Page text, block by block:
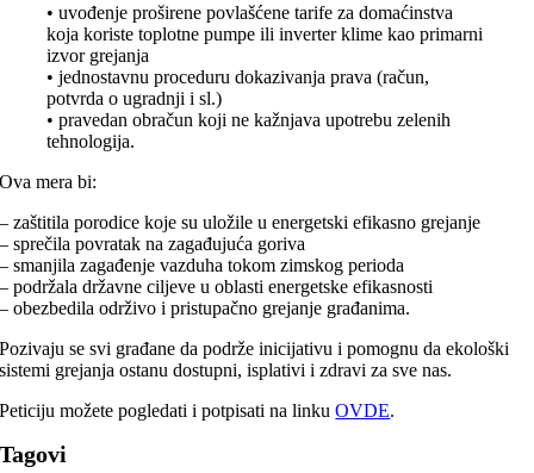
• uvođenje proširene povlašćene tarife za domaćinstva
koja koriste toplotne pumpe ili inverter klime kao primarni
izvor grejanja
• jednostavnu proceduru dokazivanja prava (račun,
potvrda o ugradnji i sl.)
• pravedan obračun koji ne kažnjava upotrebu zelenih
tehnologija.
Ova mera bi:
– zaštitila porodice koje su uložile u energetski efikasno grejanje
– sprečila povratak na zagađujuća goriva
– smanjila zagađenje vazduha tokom zimskog perioda
– podržala državne ciljeve u oblasti energetske efikasnosti
– obezbedila održivo i pristupačno grejanje građanima.
Pozivaju se svi građane da podrže inicijativu i pomognu da ekološki
sistemi grejanja ostanu dostupni, isplativi i zdravi za sve nas.
Peticiju možete pogledati i potpisati na linkuOVDE.
Tagovi